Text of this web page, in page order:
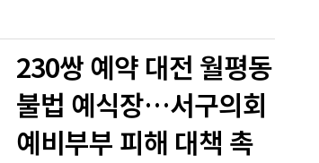
230쌍 예약 대전 월평동
불법 예식장…서구의회
예비부부 피해 대책 촉